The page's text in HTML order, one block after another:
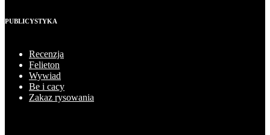
PUBLICYSTYKA
Recenzja
Felieton
Wywiad
Be i cacy
Zakaz rysowania